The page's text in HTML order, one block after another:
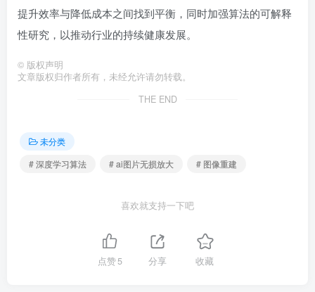
提升效率与降低成本之间找到平衡，同时加强算法的可解释
性研究，以推动行业的持续健康发展。
© 版权声明
文章版权归作者所有，未经允许请勿转载。
THE END
未分类
# 深度学习算法
# ai图片无损放大 # 图像重建
喜欢就支持一下吧
点赞5 分享 收藏